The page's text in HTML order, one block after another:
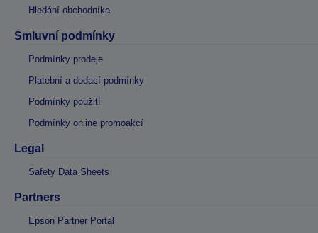
Hledání obchodníka
Smluvní podmínky
Podmínky prodeje
Platební a dodací podmínky
Podmínky použití
Podmínky online promoakcí
Legal
Safety Data Sheets
Partners
Epson Partner Portal